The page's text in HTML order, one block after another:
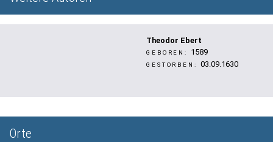
Theodor Ebert
GEBOREN: 1589
GESTORBEN: 03.09.1630
Orte